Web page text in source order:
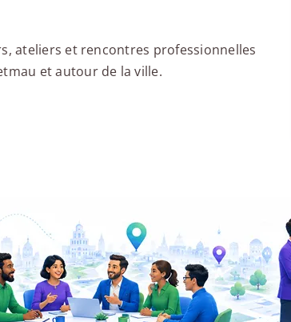
ateliers et rencontres professionnelles
et autour de la ville.